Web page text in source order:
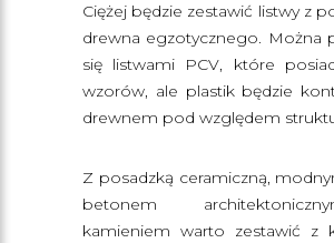
Ciężej będzie zestawić listwy z
drewna egzotycznego. Można
się listwami PCV, które
wzorów, ale plastik będzie
drewnem pod względem
Z posadzką ceramiczną,
betonem
kamieniem warto zestawić z